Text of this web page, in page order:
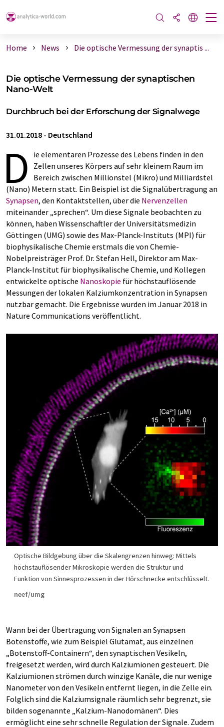
Home News Die optische Vermessung der synaptis ...
Die optische Vermessung der synaptischen
Nano-Welt
Durchbruch bei der Erforschung der Signalwege
31.01.2018 - Deutschland
D
ie elementaren Prozesse des Lebens finden in den
Zellen unseres Körpers auf sehr kleinem Raum im
Bereich zwischen Millionstel (Mikro) und Milliardstel
(Nano) Metern statt. Ein Beispiel ist die Signalübertragung an
Synapsen, den Kontaktstellen, über die Nervenzellen
miteinander „sprechen“. Um diese Signale beobachten zu
können, haben Wissenschaftler der Universitätsmedizin
Göttingen (UMG) sowie des Max-Planck-Instituts (MPI) für
biophysikalische Chemie erstmals die von Chemie-
Nobelpreisträger Prof. Dr. Stefan Hell, Direktor am Max-
Planck-Institut für biophysikalische Chemie, und Kollegen
entwickelte optische Nanoskopie für höchstauflösende
Messungen der lokalen Kalziumkonzentration in Synapsen
nutzbar gemacht. Die Ergebnisse wurden im Januar 2018 in
Nature Communications veröffentlicht.
Optische Bildgebung über die Skalengrenzen hinweg: Mittels
höchstauflösender Mikroskopie werden die Struktur und
Funktion von Sinnesprozessen in der Hörschnecke entschlüsselt.
neef/umg
Wann bei der Übertragung von Signalen an Synapsen
Botenstoffe, wie zum Beispiel Glutamat, aus einzelnen
„Botenstoff-Containern“, den synaptischen Vesikeln,
freigesetzt werden, wird durch Kalziumionen gesteuert. Die
Kalziumionen strömen durch winzige Kanäle, die nur wenige
Nanometer von den Vesikeln entfernt liegen, in die Zelle ein.
Folglich sind die Kalziumsignale räumlich sehr begrenzt, sie
bilden sogenannte „Kalzium-Nanodomänen“. Dies
ermöglicht eine sehr schnelle Regulation der Signale. Zudem